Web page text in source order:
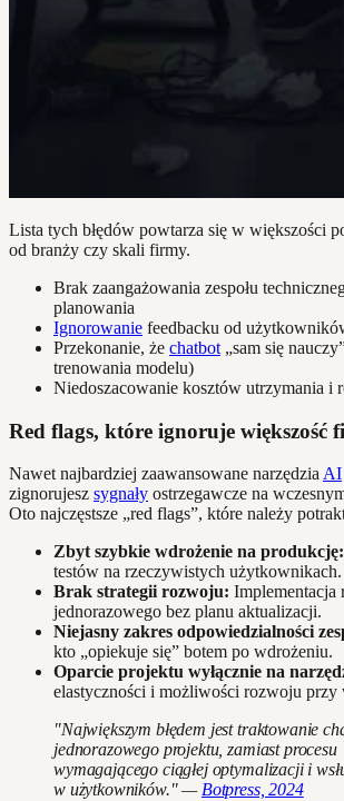
Lista tych błędów powtarza się w większości
od branży czy skali firmy.
Brak zaangażowania zespołu
planowania
Ignorowanie feedbacku od
Przekonanie, że chatbot „sam się
trenowania modelu)
Niedoszacowanie kosztów utrzymania i
Red flags, które ignoruje większość
Nawet najbardziej zaawansowane narzędzia AI
zignorujesz sygnały ostrzegawcze na
Oto najczęstsze „red flags”, które należy
Zbyt szybkie wdrożenie na produkcję:
testów na rzeczywistych użytkownikach.
Brak strategii rozwoju: Implementacja
jednorazowego bez planu aktualizacji.
Niejasny zakres odpowiedzialności
kto „opiekuje się” botem po wdrożeniu.
Oparcie projektu wyłącznie na
elastyczności i możliwości rozwoju przy
"Największym błędem jest traktowanie
jednorazowego projektu, zamiast procesu
wymagającego ciągłej optymalizacji i
w użytkowników." — Botpress, 2024